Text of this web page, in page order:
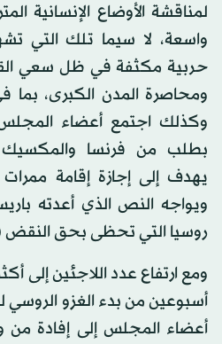
لمناقشة الأوضاع الإنسانية
واسعة، لا سيما تلك التي
حربية مكثفة في ظل سعي
ومحاصرة المدن الكبرى،
وكذلك اجتمع أعضاء
بطلب من فرنسا والمكسيك
يهدف إلى إجازة إقامة
ويواجه النص الذي أعدته
روسيا التي تحظى بحق النقض
ومع ارتفاع عدد اللاجئين
أسبوعين من بدء الغزو الروسي
أعضاء المجلس إلى إفادة من